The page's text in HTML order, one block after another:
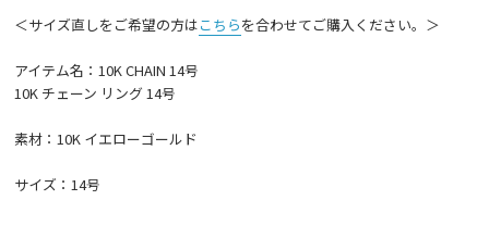
＜サイズ直しをご希望の方はこちらを合わせてご購入ください。＞
アイテム名：10K CHAIN 14号
10K チェーン リング 14号
素材：10K イエローゴールド
サイズ：14号